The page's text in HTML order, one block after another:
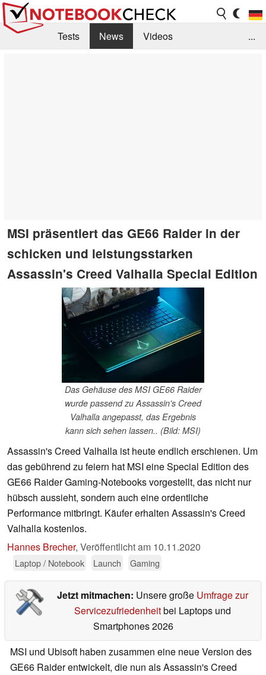
Tests News
Videos
...
MSI präsentiert das GE66 Raider in der
schicken und leistungsstarken
Assassin's Creed Valhalla Special Edition
Das Gehäuse des MSI GE66 Raider
wurde passend zu Assassin's Creed
Valhalla angepasst, das Ergebnis
kann sich sehen lassen.. (Bild: MSI)
Assassin's Creed Valhalla ist heute endlich erschienen. Um
das gebührend zu feiern hat MSI eine Special Edition des
GE66 Raider Gaming-Notebooks vorgestellt, das nicht nur
hübsch aussieht, sondern auch eine ordentliche
Performance mitbringt. Käufer erhalten Assassin's Creed
Valhalla kostenlos.
Hannes Brecher, Veröffentlicht am 10.11.2020
Laptop / Notebook Launch Gaming
Jetzt mitmachen: Unsere große Umfrage zur
Servicezufriedenheitbei Laptops und
Smartphones 2026
MSI und Ubisoft haben zusammen eine neue Version des
GE66 Raider entwickelt, die nun als Assassin's Creed